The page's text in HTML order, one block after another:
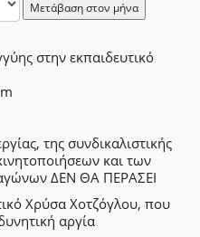
Μετάβαση στον μήνα
στην εκπαιδευτικό
της συνδικαλιστικής
και των
ΔΕΝ ΘΑ ΠΕΡΑΣΕΙ
Χρύσα Χοτζόγλου, που
αργία